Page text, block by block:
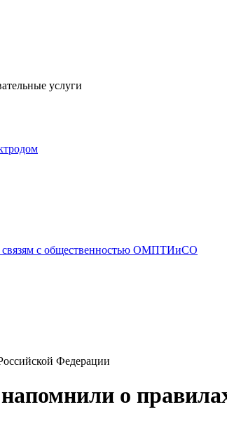
услуги
связям с общественностью ОМПТИиСО
Федерации
о